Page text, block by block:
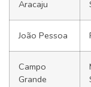
Aracaju
João Pessoa
Campo
Grande